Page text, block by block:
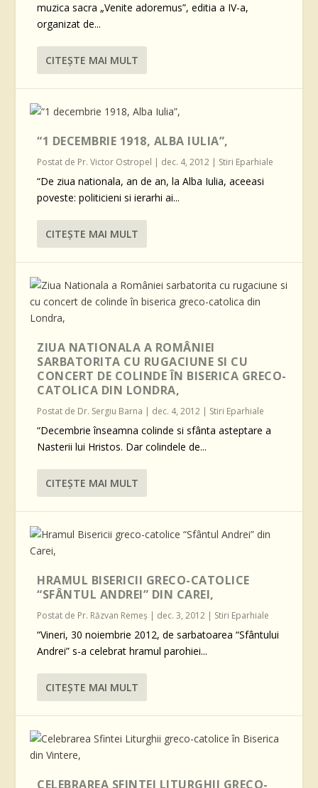
muzica sacra „Venite adoremus”, editia a IV-a,
organizat de...
CITEŞTE MAI MULT
“1 DECEMBRIE 1918, ALBA IULIA”,
Postat de Pr. Victor Ostropel | dec. 4, 2012 | Stiri Eparhiale
“De ziua nationala, an de an, la Alba Iulia, aceeasi
poveste: politicieni si ierarhi ai...
CITEŞTE MAI MULT
ZIUA NATIONALA A ROMÂNIEI
SARBATORITA CU RUGACIUNE SI CU
CONCERT DE COLINDE ÎN BISERICA GRECO-
CATOLICA DIN LONDRA,
Postat de Dr. Sergiu Barna | dec. 4, 2012 | Stiri Eparhiale
“Decembrie înseamna colinde si sfânta asteptare a
Nasterii lui Hristos. Dar colindele de...
CITEŞTE MAI MULT
HRAMUL BISERICII GRECO-CATOLICE
“SFÂNTUL ANDREI” DIN CAREI,
Postat de Pr. Răzvan Remeş | dec. 3, 2012 | Stiri Eparhiale
“Vineri, 30 noiembrie 2012, de sarbatoarea “Sfântului
Andrei” s-a celebrat hramul parohiei...
CITEŞTE MAI MULT
CELEBRAREA SFINTEI LITURGHII GRECO-